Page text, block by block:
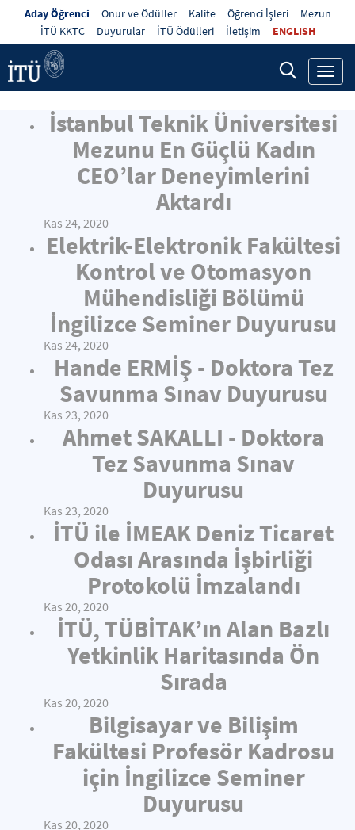
Aday Öğrenci Onur ve Ödüller Kalite Öğrenci İşleri
Mezun
İTÜ KKTC
Duyurular İTÜ Ödülleri İletişim ENGLISH
İstanbul Teknik Üniversitesi
Mezunu En Güçlü Kadın
CEO’lar Deneyimlerini
Aktardı
Kas 24, 2020
Elektrik-Elektronik Fakültesi
Kontrol ve Otomasyon
Mühendisliği Bölümü
İngilizce Seminer Duyurusu
Kas 24, 2020
Hande ERMİŞ - Doktora Tez
Savunma Sınav Duyurusu
Kas 23, 2020
Ahmet SAKALLI - Doktora
Tez Savunma Sınav
Duyurusu
Kas 23, 2020
İTÜ ile İMEAK Deniz Ticaret
Odası Arasında İşbirliği
Protokolü İmzalandı
Kas 20, 2020
İTÜ, TÜBİTAK’ın Alan Bazlı
Yetkinlik Haritasında Ön
Sırada
Kas 20, 2020
Bilgisayar ve Bilişim
Fakültesi Profesör Kadrosu
için İngilizce Seminer
Duyurusu
Kas 20, 2020